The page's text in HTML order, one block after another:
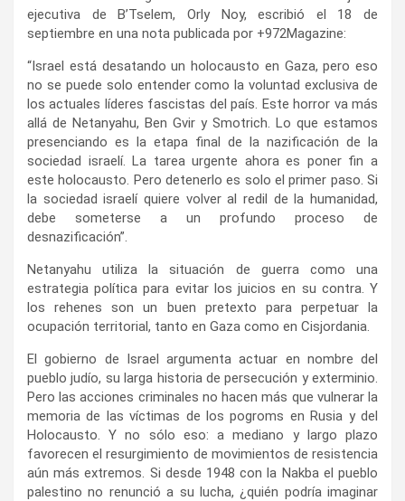
ejecutiva de B’Tselem, Orly Noy, escribió el 18 de
septiembre en una nota publicada por +972Magazine:
“Israel está desatando un holocausto en Gaza, pero eso
no se puede solo entender como la voluntad exclusiva de
los actuales líderes fascistas del país. Este horror va más
allá de Netanyahu, Ben Gvir y Smotrich. Lo que estamos
presenciando es la etapa final de la nazificación de la
sociedad israelí. La tarea urgente ahora es poner fin a
este holocausto. Pero detenerlo es solo el primer paso. Si
la sociedad israelí quiere volver al redil de la humanidad,
debe someterse a un profundo proceso de
desnazificación”.
Netanyahu utiliza la situación de guerra como una
estrategia política para evitar los juicios en su contra. Y
los rehenes son un buen pretexto para perpetuar la
ocupación territorial, tanto en Gaza como en Cisjordania.
El gobierno de Israel argumenta actuar en nombre del
pueblo judío, su larga historia de persecución y exterminio.
Pero las acciones criminales no hacen más que vulnerar la
memoria de las víctimas de los pogroms en Rusia y del
Holocausto. Y no sólo eso: a mediano y largo plazo
favorecen el resurgimiento de movimientos de resistencia
aún más extremos. Si desde 1948 con la Nakba el pueblo
palestino no renunció a su lucha, ¿quién podría imaginar